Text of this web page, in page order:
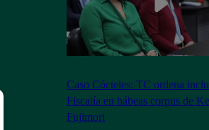
Caso Cócteles: TC ordena
Fiscalía en hábeas corpus de
Fujimori